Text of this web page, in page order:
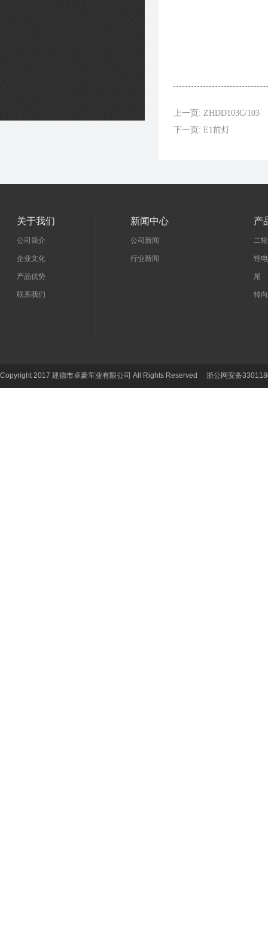
上一页: ZHDD103C/103
下一页: E1前灯
关于我们
公司简介
企业文化
产品优势
联系我们
新闻中心
公司新闻
行业新闻
产
二
锂
尾
转
Copyright 2017 建德市卓豪车业有限公司 All Rights Reserved 浙公网安备